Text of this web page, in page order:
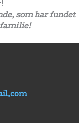
som har fundet
familie!